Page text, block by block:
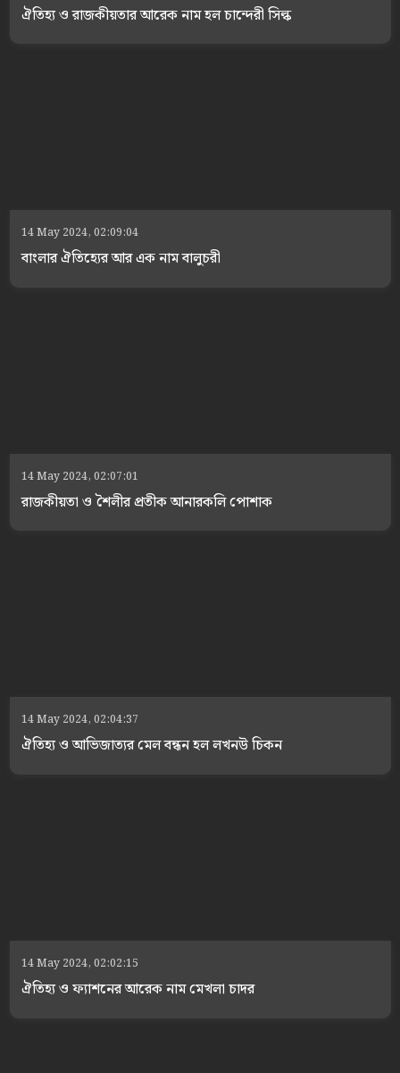
ঐতিহ্য ও রাজকীয়তার আরেক নাম হল চান্দেরী সিল্ক
14 May 2024, 02:09:04
বাংলার ঐতিহ্যের আর এক নাম বালুচরী
14 May 2024, 02:07:01
রাজকীয়তা ও শৈলীর প্রতীক আনারকলি পোশাক
14 May 2024, 02:04:37
ঐতিহ্য ও আভিজাত্যর মেল বন্ধন হল লখনউ চিকন
14 May 2024, 02:02:15
ঐতিহ্য ও ফ্যাশনের আরেক নাম মেখলা চাদর